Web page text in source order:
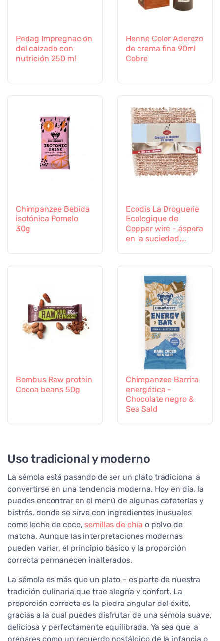
Pedag Impregnación
del calzado con
nutrición 250 ml
Henné Color Aderezo
de crema fina 90ml
Cobre
Chimpanzee Bebida
isotónica Pomelo
30g
Ecodis La Droguerie
Ecologique de
Copper wire - áspera
en la suciedad,
Bombus Raw protein
Cocoa beans 50g
Chimpanzee Barrita
energética -
Chocolate negro &
Sea Sald
Uso tradicional y moderno
La sémola está pasando de ser un plato tradicional a
convertirse en una tendencia moderna. Hoy en día, la
puedes encontrar en el menú de algunas cafeterías y
bistrós, donde se sirve con ingredientes inusuales
como leche de coco, semillas de chía o polvo de
matcha. Aunque las interpretaciones modernas
pueden variar, el principio básico y la proporción
correcta permanecen inalterados.
La sémola es más que un plato – es parte de nuestra
tradición culinaria que trae alegría y confort. La
proporción correcta es la piedra angular del éxito,
gracias a la cual puedes disfrutar de una sémola suave,
deliciosa y perfectamente equilibrada. Ya sea que la
prepares como un recuerdo nostálgico de la infancia o